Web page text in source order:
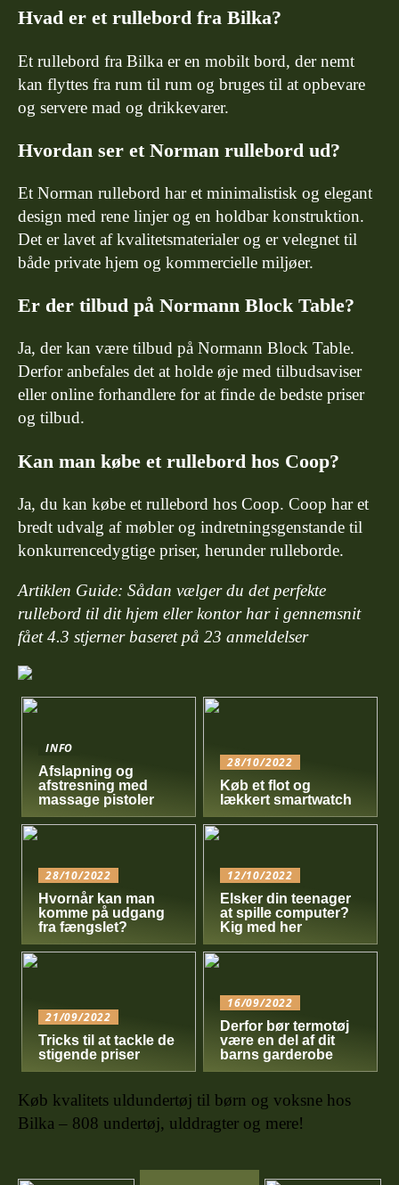
Hvad er et rullebord fra Bilka?
Et rullebord fra Bilka er en mobilt bord, der nemt
kan flyttes fra rum til rum og bruges til at opbevare
og servere mad og drikkevarer.
Hvordan ser et Norman rullebord ud?
Et Norman rullebord har et minimalistisk og elegant
design med rene linjer og en holdbar konstruktion.
Det er lavet af kvalitetsmaterialer og er velegnet til
både private hjem og kommercielle miljøer.
Er der tilbud på Normann Block Table?
Ja, der kan være tilbud på Normann Block Table.
Derfor anbefales det at holde øje med tilbudsaviser
eller online forhandlere for at finde de bedste priser
og tilbud.
Kan man købe et rullebord hos Coop?
Ja, du kan købe et rullebord hos Coop. Coop har et
bredt udvalg af møbler og indretningsgenstande til
konkurrencedygtige priser, herunder rulleborde.
Artiklen Guide: Sådan vælger du det perfekte
rullebord til dit hjem eller kontor har i gennemsnit
fået4.3 stjerner baseret på 23 anmeldelser
INFO
Afslapning og
afstresning med
massage pistoler
28/10/2022
Køb et flot og
lækkert smartwatch
28/10/2022
Hvornår kan man
komme på udgang
fra fængslet?
12/10/2022
Elsker din teenager
at spille computer?
Kig med her
21/09/2022
Tricks til at tackle de
stigende priser
16/09/2022
Derfor bør termotøj
være en del af dit
barns garderobe
Køb kvalitets uldundertøj til børn og voksne hos
Bilka – 808 undertøj, ulddragter og mere!